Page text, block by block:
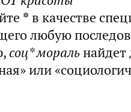
* в качестве
любую
соц* мораль
или